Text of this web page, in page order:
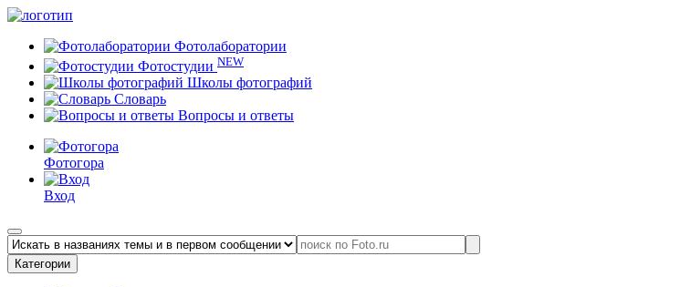
Фотолаборатории
Фотостудии NEW
Школы фотографий
Словарь
Вопросы и ответы
Фотогора
Вход
Категории